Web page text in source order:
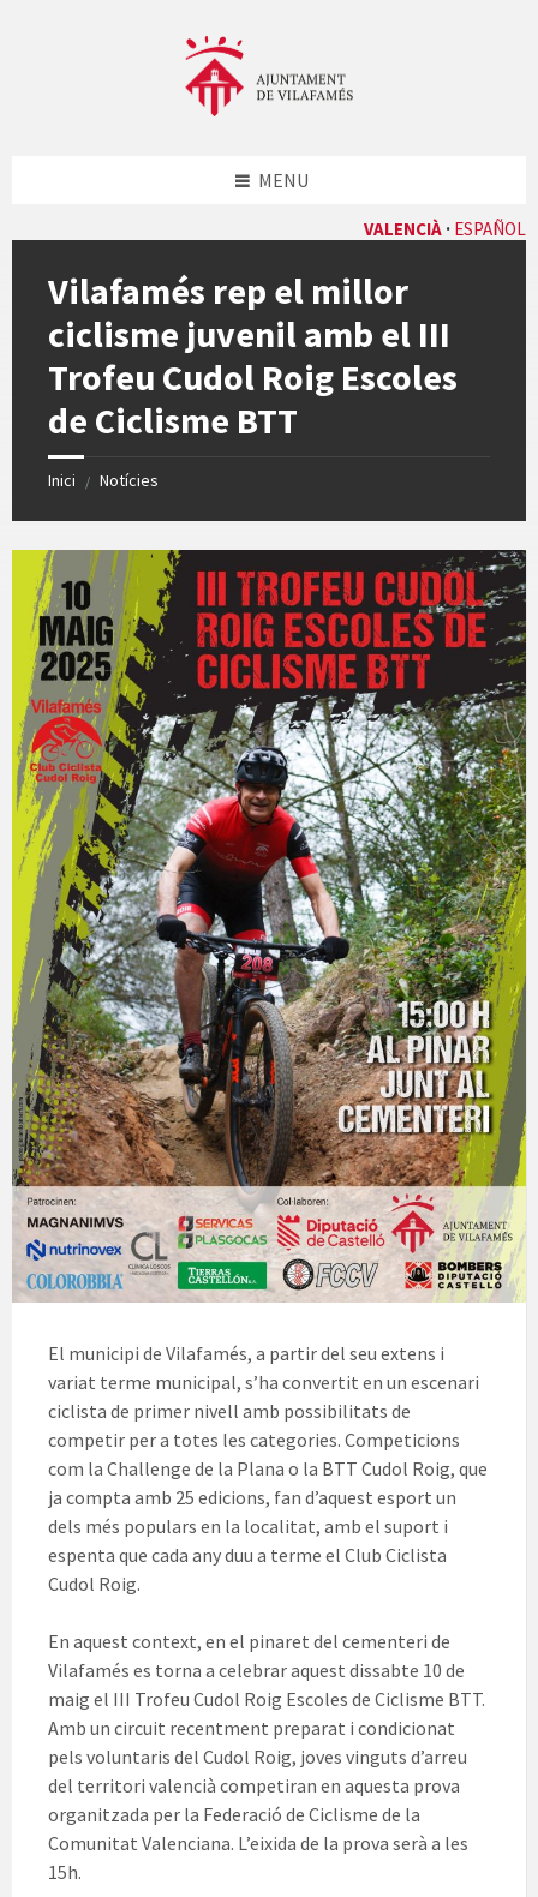
VALENCIÀ ESPAÑOL
MENU
Vilafamés rep el millor
ciclisme juvenil amb el III
Trofeu Cudol Roig Escoles
de Ciclisme BTT
Inici / Notícies
El municipi de Vilafamés, a partir del seu extens i
variat terme municipal, s’ha convertit en un escenari
ciclista de primer nivell amb possibilitats de
competir per a totes les categories. Competicions
com la Challenge de la Plana o la BTT Cudol Roig, que
ja compta amb 25 edicions, fan d’aquest esport un
dels més populars en la localitat, amb el suport i
espenta que cada any duu a terme el Club Ciclista
Cudol Roig.
En aquest context, en el pinaret del cementeri de
Vilafamés es torna a celebrar aquest dissabte 10 de
maig el III Trofeu Cudol Roig Escoles de Ciclisme BTT.
Amb un circuit recentment preparat i condicionat
pels voluntaris del Cudol Roig, joves vinguts d’arreu
del territori valencià competiran en aquesta prova
organitzada per la Federació de Ciclisme de la
Comunitat Valenciana. L’eixida de la prova serà a les
15h.